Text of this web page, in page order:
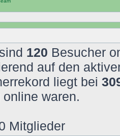
120 Besucher
auf den
liegt bei
waren.
Mitglieder